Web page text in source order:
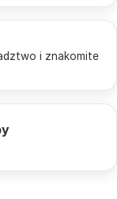
i znakomite